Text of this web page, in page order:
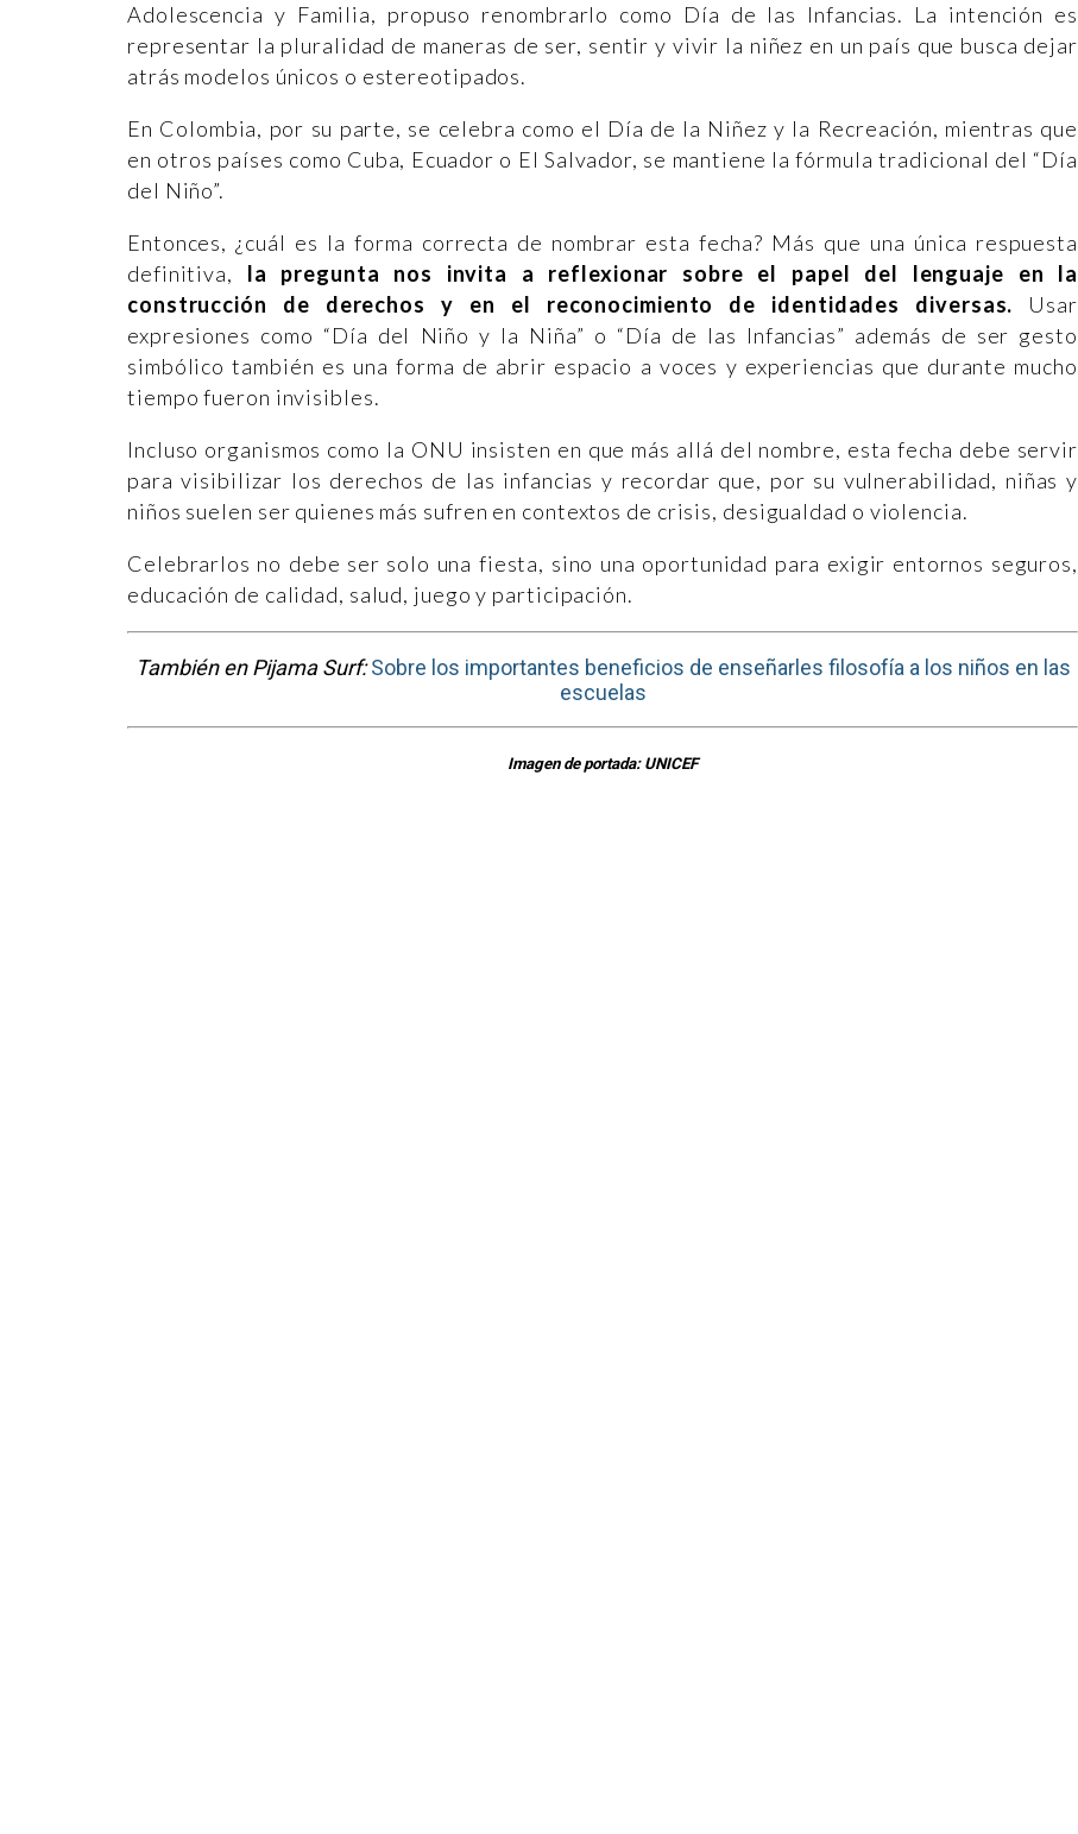
Adolescencia y Familia, propuso renombrarlo como Día de las Infancias. La intención es
representar la pluralidad de maneras de ser, sentir y vivir la niñez en un país que busca dejar
atrás modelos únicos o estereotipados.
En Colombia, por su parte, se celebra como el Día de la Niñez y la Recreación, mientras que
en otros países como Cuba, Ecuador o El Salvador, se mantiene la fórmula tradicional del “Día
del Niño”.
Entonces, ¿cuál es la forma correcta de nombrar esta fecha? Más que una única respuesta
definitiva, la pregunta nos invita a reflexionar sobre el papel del lenguaje en la
construcción de derechos y en el reconocimiento de identidades diversas. Usar
expresiones como “Día del Niño y la Niña” o “Día de las Infancias” además de ser gesto
simbólico también es una forma de abrir espacio a voces y experiencias que durante mucho
tiempo fueron invisibles.
Incluso organismos como la ONU insisten en que más allá del nombre, esta fecha debe servir
para visibilizar los derechos de las infancias y recordar que, por su vulnerabilidad, niñas y
niños suelen ser quienes más sufren en contextos de crisis, desigualdad o violencia.
Celebrarlos no debe ser solo una fiesta, sino una oportunidad para exigir entornos seguros,
educación de calidad, salud, juego y participación.
También en Pijama Surf:Sobre los importantes beneficios de enseñarles filosofía a los niños en las
escuelas
Imagen de portada: UNICEF